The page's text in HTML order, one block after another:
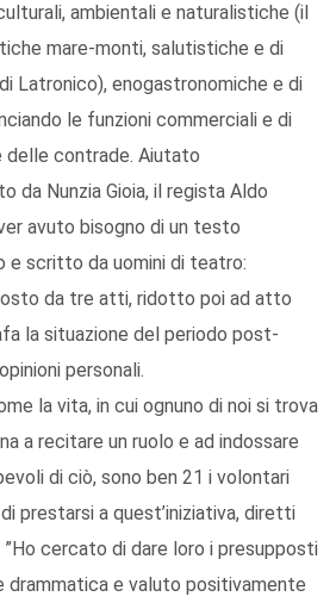
ambientali e naturalistiche (il
mare-monti, salutistiche e di
Latronico), enogastronomiche e di
le funzioni commerciali e di
delle contrade. Aiutato
da Nunzia Gioia, il regista Aldo
avuto bisogno di un testo
scritto da uomini di teatro:
da tre atti, ridotto poi ad atto
la situazione del periodo post-
personali.
la vita, in cui ognuno di noi si trova
a recitare un ruolo e ad indossare
di ciò, sono ben 21 i volontari
prestarsi a quest’iniziativa, diretti
cercato di dare loro i presupposti
drammatica e valuto positivamente